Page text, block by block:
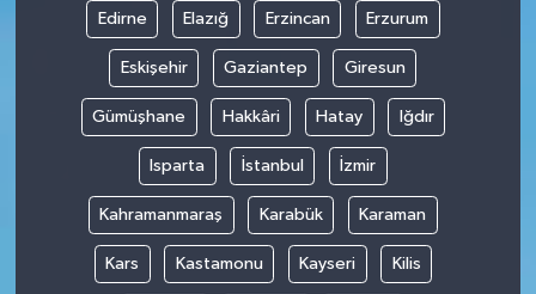
Edirne Elazığ Erzincan Erzurum
Eskişehir Gaziantep Giresun
Gümüşhane Hakkâri Hatay Iğdır
Isparta İstanbul İzmir
Kahramanmaraş Karabük Karaman
Kars Kastamonu Kayseri Kilis